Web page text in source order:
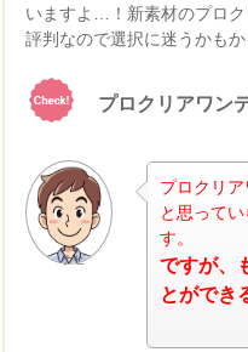
いますよ…！新素材のプロ
評判なので選択に迷うかもか
プロクリアワン
ナビ
プロクリ
と思って
す。
ですが、
とができ